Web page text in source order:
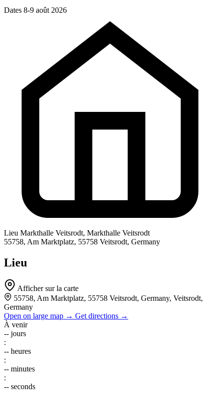
Dates 8-9 août 2026
Lieu Markthalle Veitsrodt, Markthalle Veitsrodt
55758, Am Marktplatz, 55758 Veitsrodt, Germany
Lieu
Afficher sur la carte
55758, Am Marktplatz, 55758 Veitsrodt, Germany, Veitsrodt,
Germany
Open on large map → Get directions →
À venir
-- jours
:
-- heures
:
-- minutes
:
-- seconds